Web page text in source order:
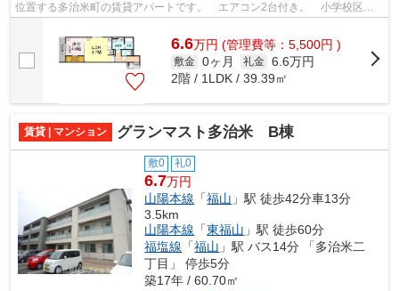
位置する多治米町の賃貸アパートです。 エアコン2台付き。 小学校区は
6.6万円 (管理費等：5,500円 )
敷金 0ヶ月 礼金 6.6万円
2階 / 1LDK / 39.39㎡
賃貸 | マンション グランマスト多治米 B棟
敷0 礼0
6.7万円
山陽本線 「福山 」駅 徒歩42分車13分
3.5km
山陽本線 「東福山 」駅 徒歩60分
福塩線 「福山 」駅 バス14分 「多治米二
丁目」 停歩5分
築17年 / 60.70㎡